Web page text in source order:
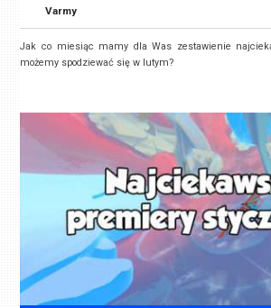
Varmy
Jak co miesiąc mamy dla Was zestawienie
możemy spodziewać się w lutym?